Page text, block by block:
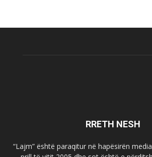
RRETH NESH
“Lajm” është paraqitur në hapësirën